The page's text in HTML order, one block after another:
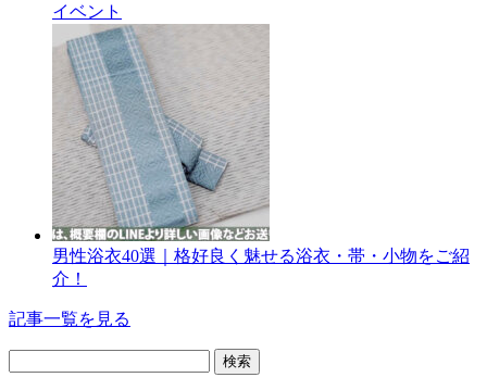
イベント
男性浴衣40選｜格好良く魅せる浴衣・帯・小物をご紹
介！
記事一覧を見る